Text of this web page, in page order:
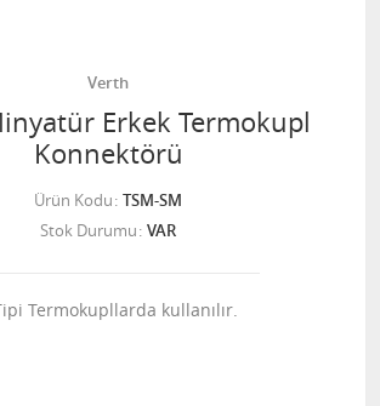
Verth
Erkek Termokupl
Konnektörü
Ürün Kodu TSM-SM
Stok Durumu VAR
Termokupllarda kullanılır.